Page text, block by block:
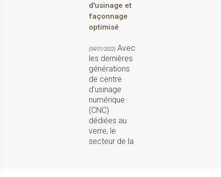
d'usinage et
façonnage
optimisé
(04/01/2022) Avec
les dernières
générations
de centre
d’usinage
numérique
(CNC)
dédiées au
verre, le
secteur de la